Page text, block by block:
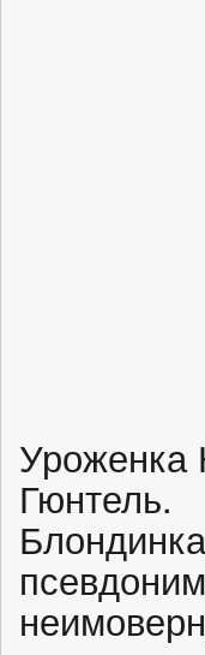
Гюнтель.